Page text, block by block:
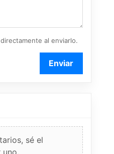
al enviarlo.
Enviar
sé el